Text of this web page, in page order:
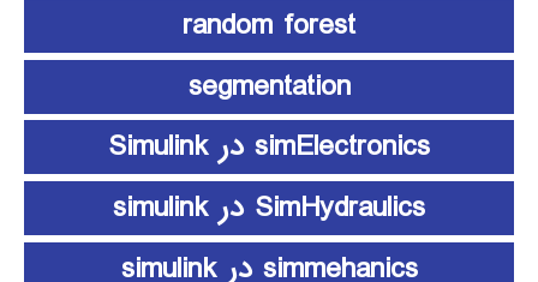
random forest
segmentation
simElectronics در Simulink
SimHydraulics در simulink
simmehanics در simulink